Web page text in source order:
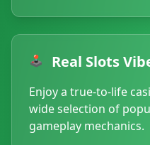
🕹️ Real Slots
Enjoy a true-to-life
wide selection of
gameplay mechanics.